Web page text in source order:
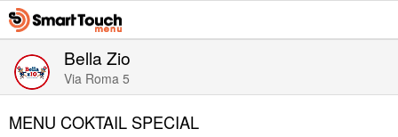
Bella Zio
Via Roma 5
MENU COKTAIL SPECIAL